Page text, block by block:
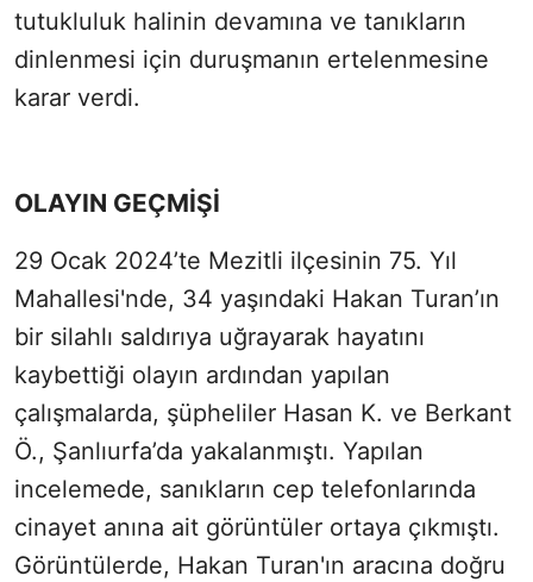
tutukluluk halinin devamına ve tanıkların
dinlenmesi için duruşmanın ertelenmesine
karar verdi.
OLAYIN GEÇMİŞİ
29 Ocak 2024’te Mezitli ilçesinin 75. Yıl
Mahallesi'nde, 34 yaşındaki Hakan Turan’ın
bir silahlı saldırıya uğrayarak hayatını
kaybettiği olayın ardından yapılan
çalışmalarda, şüpheliler Hasan K. ve Berkant
Ö., Şanlıurfa’da yakalanmıştı. Yapılan
incelemede, sanıkların cep telefonlarında
cinayet anına ait görüntüler ortaya çıkmıştı.
Görüntülerde, Hakan Turan'ın aracına doğru